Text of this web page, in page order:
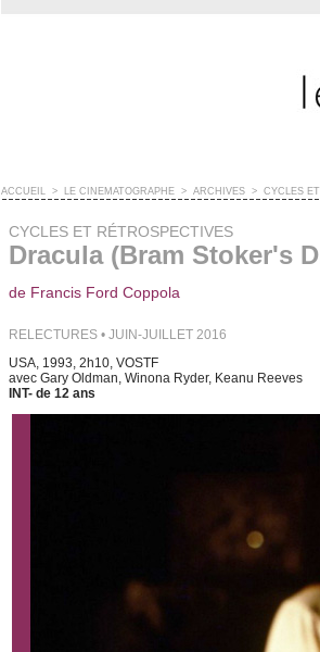
ACCUEIL > LE CINÉMATOGRAPHE > ARCHIVES > CYCLES
CYCLES ET RÉTROSPECTIVES
Dracula (Bram Stoker's
de Francis Ford Coppola
RELECTURES • JUIN-JUILLET 2016
USA, 1993, 2h10, VOSTF
avec Gary Oldman, Winona Ryder, Keanu Reeves
INT- de 12 ans